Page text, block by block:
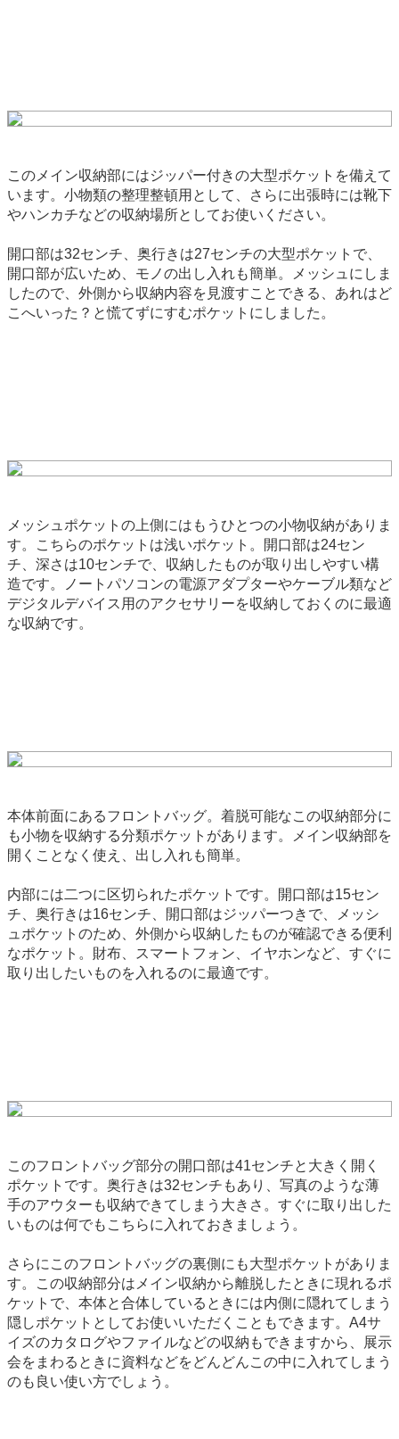
このメイン収納部にはジッパー付きの大型ポケットを備えて
います。小物類の整理整頓用として、さらに出張時には靴下
やハンカチなどの収納場所としてお使いください。
開口部は32センチ、奥行きは27センチの大型ポケットで、
開口部が広いため、モノの出し入れも簡単。メッシュにしま
したので、外側から収納内容を見渡すことできる、あれはど
こへいった？と慌てずにすむポケットにしました。
メッシュポケットの上側にはもうひとつの小物収納がありま
す。こちらのポケットは浅いポケット。開口部は24セン
チ、深さは10センチで、収納したものが取り出しやすい構
造です。ノートパソコンの電源アダプターやケーブル類など
デジタルデバイス用のアクセサリーを収納しておくのに最適
な収納です。
本体前面にあるフロントバッグ。着脱可能なこの収納部分に
も小物を収納する分類ポケットがあります。メイン収納部を
開くことなく使え、出し入れも簡単。
内部には二つに区切られたポケットです。開口部は15セン
チ、奥行きは16センチ、開口部はジッパーつきで、メッシ
ュポケットのため、外側から収納したものが確認できる便利
なポケット。財布、スマートフォン、イヤホンなど、すぐに
取り出したいものを入れるのに最適です。
このフロントバッグ部分の開口部は41センチと大きく開く
ポケットです。奥行きは32センチもあり、写真のような薄
手のアウターも収納できてしまう大きさ。すぐに取り出した
いものは何でもこちらに入れておきましょう。
さらにこのフロントバッグの裏側にも大型ポケットがありま
す。この収納部分はメイン収納から離脱したときに現れるポ
ケットで、本体と合体しているときには内側に隠れてしまう
隠しポケットとしてお使いいただくこともできます。A4サ
イズのカタログやファイルなどの収納もできますから、展示
会をまわるときに資料などをどんどんこの中に入れてしまう
のも良い使い方でしょう。